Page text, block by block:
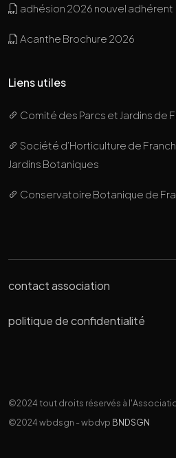
adhésion 2026 nouvel adhérent
Acanthe Brochure 2026
Liens utiles
Comité des Parcs et Jardins de
Société d’Horticulture de
Jardins Botaniques
Conservatoire Botanique de
contact association
politique de confidentialité
©2024 tout droits réservés à
©2024 wbdsgn - wbdvp BNDSGN